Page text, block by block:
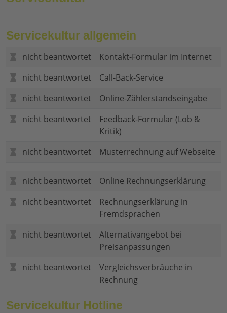
Servicekultur allgemein
nicht beantwortet
Kontakt-Formular im Internet
nicht beantwortet
Call-Back-Service
nicht beantwortet
Online-Zählerstandseingabe
nicht beantwortet
Feedback-Formular (Lob &
Kritik)
nicht beantwortet
Musterrechnung auf Webseite
nicht beantwortet
Online Rechnungserklärung
nicht beantwortet
Rechnungserklärung in
Fremdsprachen
nicht beantwortet
Alternativangebot bei
Preisanpassungen
nicht beantwortet
Vergleichsverbräuche in
Rechnung
Servicekultur Hotline